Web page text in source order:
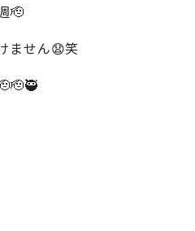
🫡
ません😧笑